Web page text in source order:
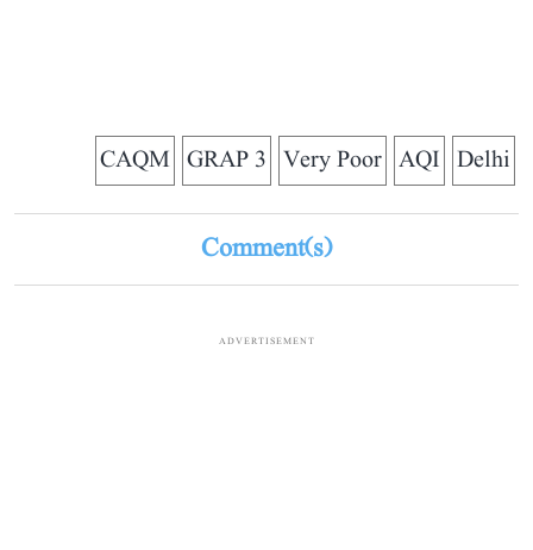
Delhi
AQI
Very Poor
GRAP 3
CAQM
Comment(s)
ADVERTISEMENT